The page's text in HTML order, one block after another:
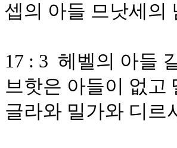
셉의 아들 므낫세의
17 : 3 헤벨의 아들
브핫은 아들이 없고
글라와 밀가와 디르